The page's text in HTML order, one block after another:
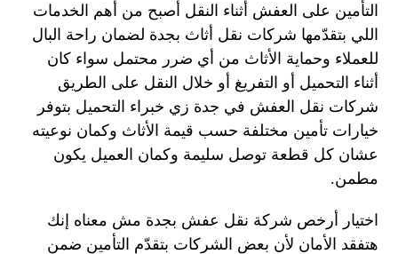
التأمين على العفش أثناء النقل أصبح من أهم الخدمات
اللي بتقدّمها شركات نقل أثاث بجدة لضمان راحة البال
للعملاء وحماية الأثاث من أي ضرر محتمل سواء كان
أثناء التحميل أو التفريغ أو خلال النقل على الطريق
شركات نقل العفش في جدة زي خبراء التحميل بتوفر
خيارات تأمين مختلفة حسب قيمة الأثاث وكمان نوعيته
عشان كل قطعة توصل سليمة وكمان العميل يكون
مطمن.
اختيار أرخص شركة نقل عفش بجدة مش معناه إنك
هتفقد الأمان لأن بعض الشركات بتقدّم التأمين ضمن